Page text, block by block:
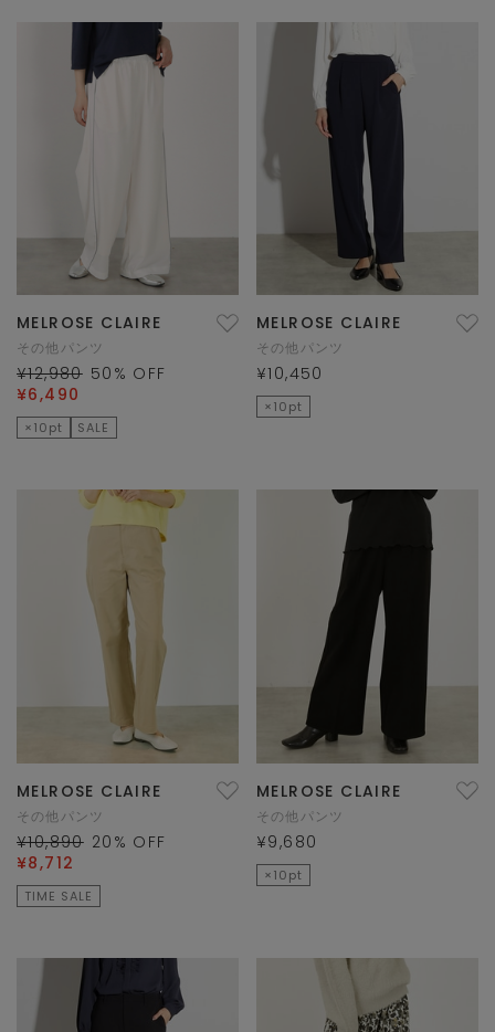
MELROSE CLAIRE
その他パンツ
¥12,980 50 % OFF
¥6,490
×10pt SALE
MELROSE CLAIRE
その他パンツ
¥10,450
×10pt
MELROSE CLAIRE
その他パンツ
¥10,890 20 % OFF
¥8,712
TIME SALE
MELROSE CLAIRE
その他パンツ
¥9,680
×10pt